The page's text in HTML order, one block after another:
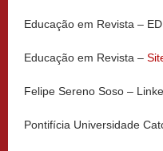
Educação em Revista –
Educação em Revista –
Felipe Sereno Soso –
Pontifícia Universidade